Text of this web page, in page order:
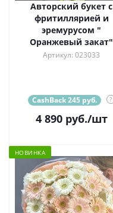
Авторский букет с
фритиллярией и
эремурусом "
Оранжевый закат"
Артикул: 023033
CashBack 245 руб. ?
4 890руб./шт
НОВИНКА